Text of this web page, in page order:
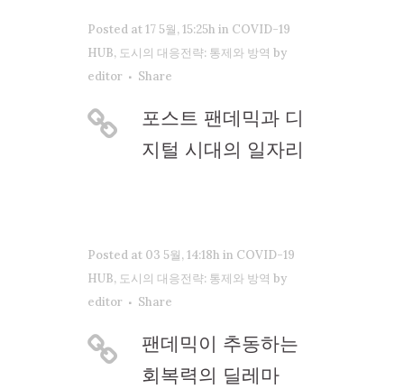
Posted at 17 5월, 15:25h in COVID-19
HUB, 도시의 대응전략: 통제와 방역 by
editor
Share
포스트 팬데믹과 디
지털 시대의 일자리
Posted at 03 5월, 14:18h in COVID-19
HUB, 도시의 대응전략: 통제와 방역 by
editor
Share
팬데믹이 추동하는
회복력의 딜레마